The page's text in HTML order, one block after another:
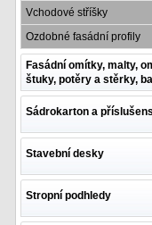
Vchodové stříšky
Ozdobné fasádní profily
Fasádní omítky, malty,
štuky, potěry a stěrky,
Sádrokarton a
Stavební desky
Stropní podhledy